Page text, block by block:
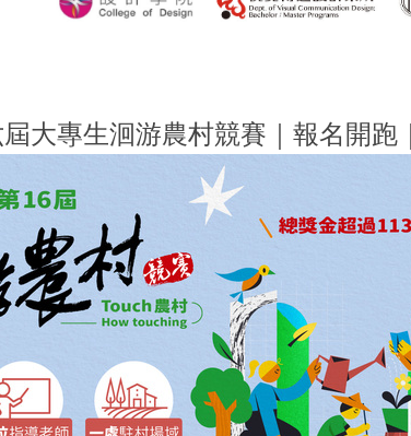
屆大專生洄游農村競賽｜報名開跑｜